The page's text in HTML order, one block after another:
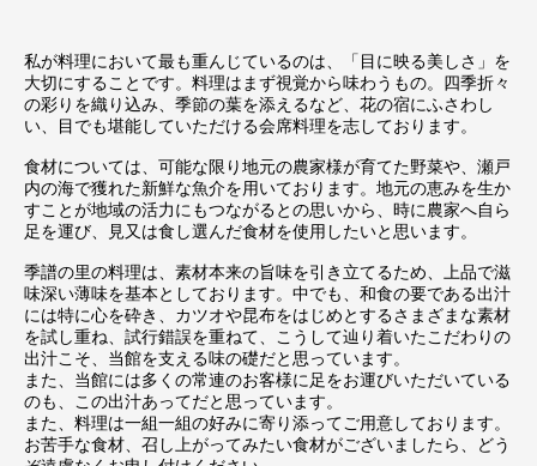
私が料理において最も重んじているのは、「目に映る美しさ」を
大切にすることです。料理はまず視覚から味わうもの。四季折々
の彩りを織り込み、季節の葉を添えるなど、花の宿にふさわし
い、目でも堪能していただける会席料理を志しております。
食材については、可能な限り地元の農家様が育てた野菜や、瀬戸
内の海で獲れた新鮮な魚介を用いております。地元の恵みを生か
すことが地域の活力にもつながるとの思いから、時に農家へ自ら
足を運び、見又は食し選んだ食材を使用したいと思います。
季譜の里の料理は、素材本来の旨味を引き立てるため、上品で滋
味深い薄味を基本としております。中でも、和食の要である出汁
には特に心を砕き、カツオや昆布をはじめとするさまざまな素材
を試し重ね、試行錯誤を重ねて、こうして辿り着いたこだわりの
出汁こそ、当館を支える味の礎だと思っています。
また、当館には多くの常連のお客様に足をお運びいただいている
のも、この出汁あってだと思っています。
また、料理は一組一組の好みに寄り添ってご用意しております。
お苦手な食材、召し上がってみたい食材がございましたら、どう